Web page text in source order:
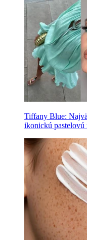
Tiffany Blue:
ikonickú pastelovú